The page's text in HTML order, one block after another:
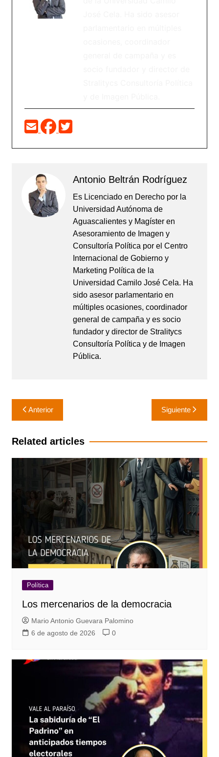
Antonio Beltrán Rodríguez
Es Licenciado en Derecho por la
Universidad Autónoma de
Aguascalientes y Magíster en
Asesoramiento de Imagen y
Consultoría Política por el Centro
Internacional de Gobierno y
Marketing Política de la
Universidad Camilo José Cela. Ha
sido asesor parlamentario en
múltiples ocasiones, coordinador
general de campaña y es socio
fundador y director de Stralitycs
Consultoría Política y de Imagen
Pública.
Navegación
de
entradas
Anterior Siguiente
Related articles
Política
Los mercenarios de la democracia
Mario Antonio Guevara Palomino
6 de agosto de 2026
0